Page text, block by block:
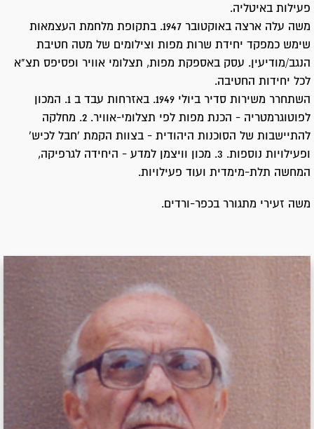
פעילות באיטליה.
משה עלה ארצה באוקטובר 1947. בתקופת מלחמת העצמאות
שימש כמפקד יחידת שרות מפות וצילומים של מטה חטיבת
הנגב/מודיעין. עסק באספקת מפות, תצלומי אוויר ופסיפס תצ"א
לכל יחידות החטיבה.
השתחרר משירות סדיר ביולי 1949. באזרחות עבד ב 1. המכון
לפוטוגרמטריה - הכנת מפות לפי תצלומי-אוויר. 2. מחלקה
להתיישבות של הסוכנות היהודית - בצוות הקמת 'חבל לכיש'
ופעילויות נוספות. 3. מכון וויצמן למדע - היחידה לגרפיקה,
המחשה תלת-מימדית ועוד פעילויות.
משה זעירי מתגורר בכפר-ורדים.